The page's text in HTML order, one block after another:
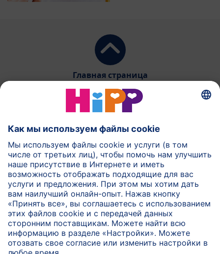
Главная страница
HiPP Молочное питание
HiPP Детское питание
HiPP Уход за кожей
HiPP Беременность
Защита данных и общие условия пользования
Выходные данные
О компании HiPP
Безопасная передача данных посредством